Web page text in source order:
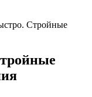
Стройные